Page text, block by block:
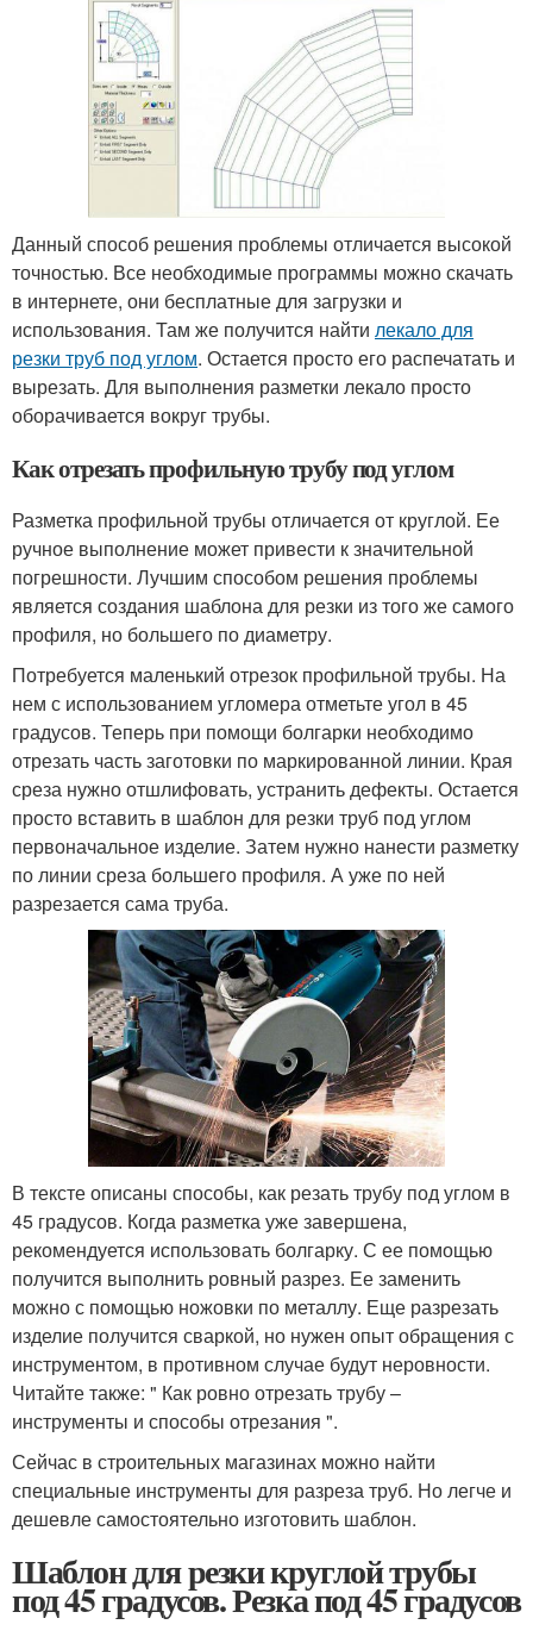
Данный способ решения проблемы отличается высокой
точностью. Все необходимые программы можно скачать
в интернете, они бесплатные для загрузки и
использования. Там же получится найти лекало для
резки труб под углом. Остается просто его распечатать и
вырезать. Для выполнения разметки лекало просто
оборачивается вокруг трубы.
Как отрезать профильную трубу под углом
Разметка профильной трубы отличается от круглой. Ее
ручное выполнение может привести к значительной
погрешности. Лучшим способом решения проблемы
является создания шаблона для резки из того же самого
профиля, но большего по диаметру.
Потребуется маленький отрезок профильной трубы. На
нем с использованием угломера отметьте угол в 45
градусов. Теперь при помощи болгарки необходимо
отрезать часть заготовки по маркированной линии. Края
среза нужно отшлифовать, устранить дефекты. Остается
просто вставить в шаблон для резки труб под углом
первоначальное изделие. Затем нужно нанести разметку
по линии среза большего профиля. А уже по ней
разрезается сама труба.
В тексте описаны способы, как резать трубу под углом в
45 градусов. Когда разметка уже завершена,
рекомендуется использовать болгарку. С ее помощью
получится выполнить ровный разрез. Ее заменить
можно с помощью ножовки по металлу. Еще разрезать
изделие получится сваркой, но нужен опыт обращения с
инструментом, в противном случае будут неровности.
Читайте также: " Как ровно отрезать трубу –
инструменты и способы отрезания ".
Сейчас в строительных магазинах можно найти
специальные инструменты для разреза труб. Но легче и
дешевле самостоятельно изготовить шаблон.
Шаблон для резки круглой трубы
под 45 градусов. Резка под 45 градусов